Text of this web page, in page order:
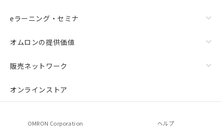
eラーニング・セミナ
オムロンの提供価値
販売ネットワーク
オンラインストア
OMRON Corporation ヘルプ